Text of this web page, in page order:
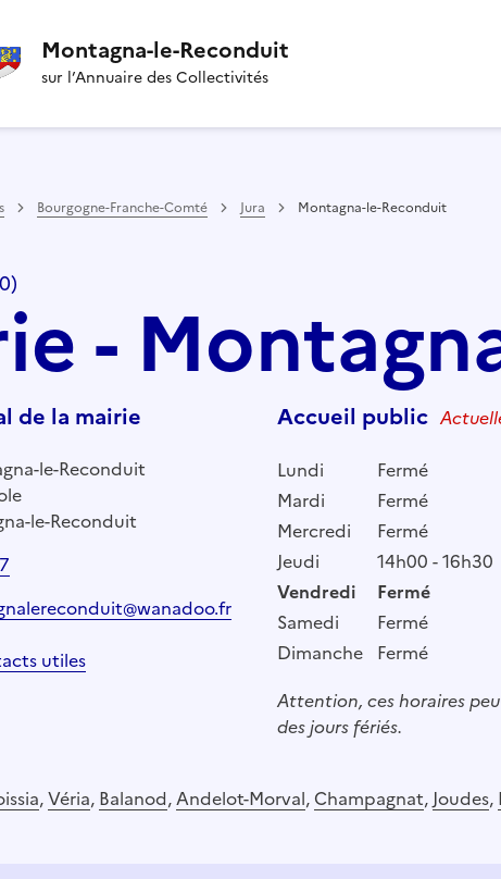
Montagna-le-Reconduit
sur l’Annuaire des Collectivités
Bourgogne-Franche-Comté Jura Montagna-le-Reconduit
-
de la mairie
le-Reconduit
le-Reconduit
utiles
Accueil public
Lundi
Fermé
Mardi
Fermé
Mercredi
Fermé
Jeudi
14h00 - 16h30
Vendredi
Fermé
Samedi
Fermé
Dimanche Fermé
Attention, ces horaires
des jours fériés.
,Véria, Balanod,Andelot-Morval, Champagnat, Joudes,